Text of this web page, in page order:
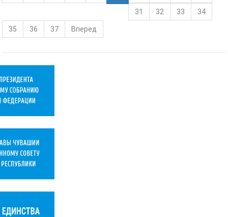
31 32 33 34
35 36 37 Вперед